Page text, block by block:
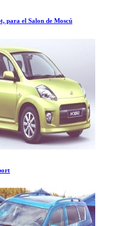
para el Salon de Moscú